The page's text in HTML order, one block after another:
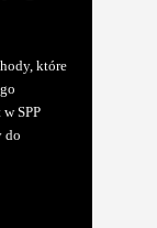
które
SPP
do